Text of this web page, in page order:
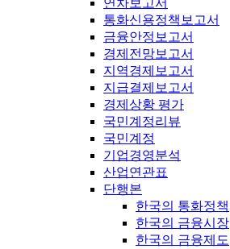
연차보고서
통화신용정책보고서
금융안정보고서
경제전망보고서
지역경제보고서
지급결제보고서
경제상황 평가
국민계정리뷰
국민계정
기업경영분석
산업연관표
단행본
한국의 통화정책
한국의 금융시장
한국의 금융제도